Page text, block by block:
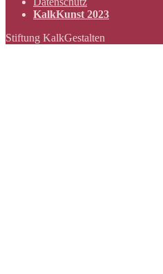
KalkKunst 2023
Stiftung KalkGestalten